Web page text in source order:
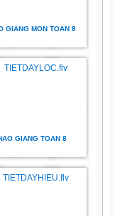
GIANG MON TOAN 8
GIANG TOAN 8